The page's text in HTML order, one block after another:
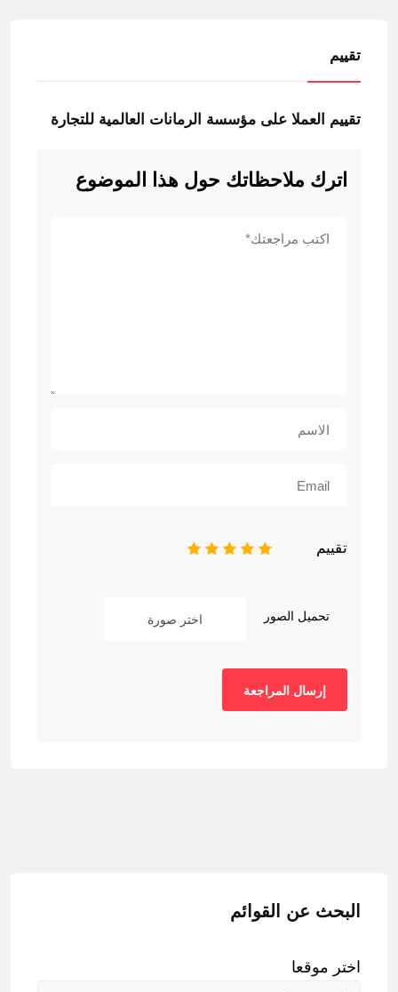
تقييم
تقييم العملا على مؤسسة الرمانات العالمية للتجارة
اترك ملاحظاتك حول هذا الموضوع
تقييم 5
4
3
2
تحميل الصور اختر صورة
البحث عن القوائم
اختر موقعا